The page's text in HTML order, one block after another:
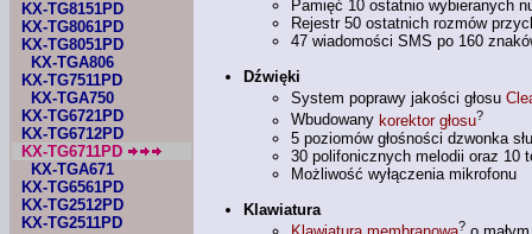
KX-TG8151PD
KX-TG8061PD
KX-TG8051PD
KX-TGA806
KX-TG7511PD
KX-TGA750
KX-TG6721PD
KX-TG6712PD
KX-TG6711PD
KX-TGA671
KX-TG6561PD
KX-TG2512PD
KX-TG2511PD
Pamięć 10 ostatnio wybieranych
Rejestr 50 ostatnich rozmów
47 wiadomości SMS po 160
Dźwięki
System poprawy jakości głosu
Wbudowany korektor głosu?
5 poziomów głośności dzwonka
30 polifonicznych melodii oraz 10
Możliwość wyłączenia mikrofonu
Klawiatura
?